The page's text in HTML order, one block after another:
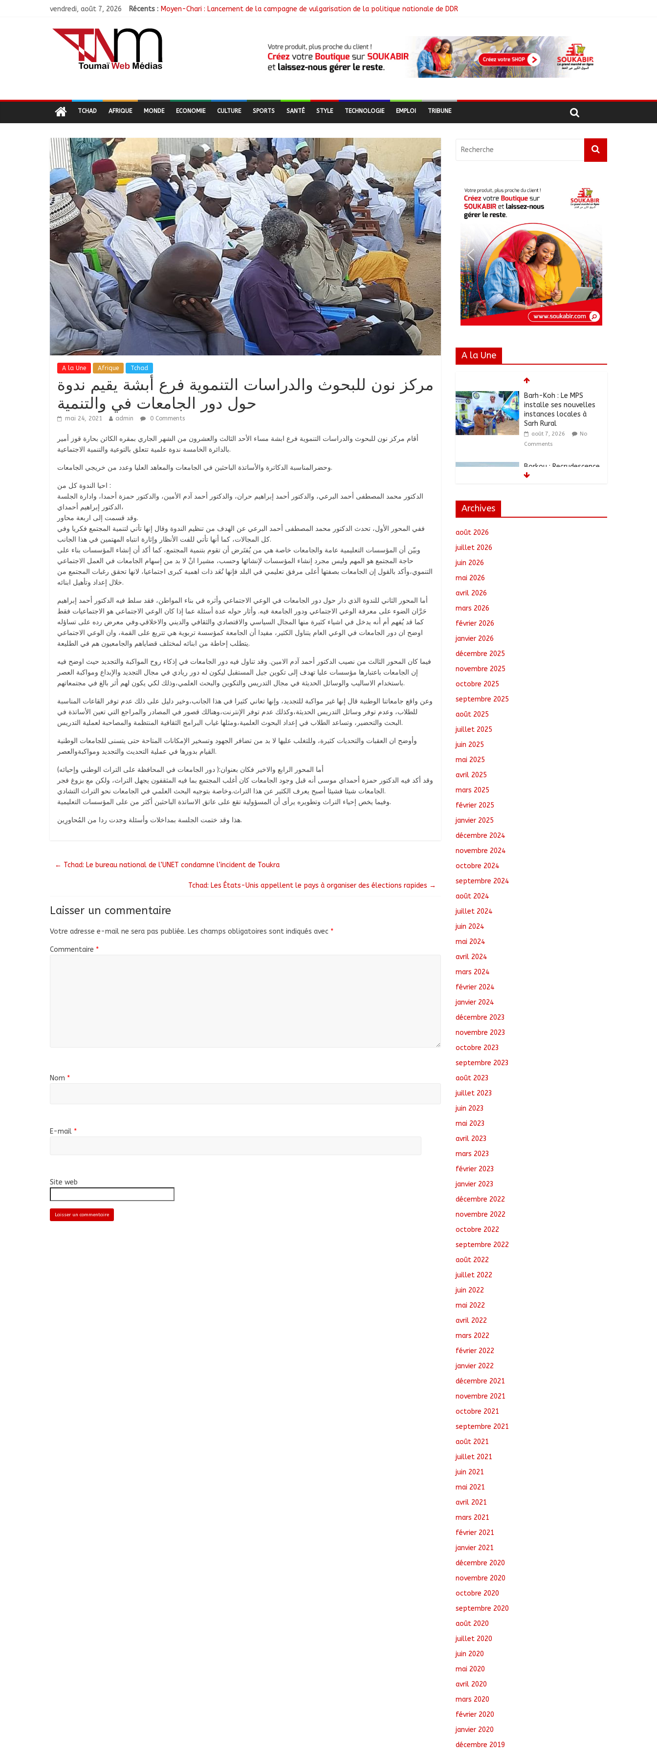
vendredi, août 7, 2026 Récents : Moyen-Chari : Lancement de la campagne de vulgarisation de la politique nationale de DDR
N’Djamena : Le maire intensifie le suivi des chantiers municipaux
Moyen-Chari : Les nouveaux bacheliers orientés vers leur avenir
TCHAD AFRIQUE MONDE ECONOMIE CULTURE SPORTS SANTÉ STYLE TECHNOLOGIE EMPLOI TRIBUNE
A la Une Afrique Tchad
مركز نون للبحوث والدراسات التنموية فرع أبشة يقيم ندوة
حول دور الجامعات في والتنمية
mai 24, 2021 admin 0 Comments
أقام مركز نون للبحوث والدراسات التنموية فرع ابشة مساء الأحد الثالث والعشرون من الشهر الجاري بمقره الكائن بحارة قوز أمير
بالدائرة الخامسة ندوة علمية تتعلق بالتوعية والتنمية الاجتماعية.
وحضرالمناسبة الدكاترة والأساتذة الباحثين في الجامعات والمعاهد العليا وعدد من خريجي الجامعات.
احيا الندوة كل من :
الدكتور محمد المصطفى أحمد البرعي، والدكتور أحمد إبراهيم حران، والدكتور أحمد آدم الأمين، والدكتور حمزة أحمدا، وادارة الجلسة
الدكتور إبراهيم أحمداي،
وقد قسمت إلى اربعة محاور.
ففي المحور الأول، تحدث الدكتور محمد المصطفى أحمد البرعي عن الهدف من تنظيم الندوة وقال إنها تأتي لتنمية المجتمع فكريا وفي
كل المجالات، كما أنها تأتي للفت الأنظار وإثارة انتباه المهتمين في هذا الجانب.
وبيّن أن المؤسسات التعليمية عامة والجامعات خاصة هي من يُفتَرض أن تقوم بتنمية المجتمع، كما أكد أن إنشاء المؤسسات بناء على
حاجة المجتمع هو المهم وليس مجرد إنشاء المؤسسات لإنشائها وحسب، مشيرا انْ لا بد من إسهام الجامعات في العمل الاجتماعي
التنموي،وأكد بالقول إن الجامعات بصفتها أعلى مرفق تعليمي في البلد فإنها تُعَد ذات اهمية كبرى اجتماعيا، لانها تحقق رغبات المجتمع من
خلال إعداد وتأهيل ابنائه.
أما المحور الثاني للندوة الذي دار حول دور الجامعات في الوعي الاجتماعي وأثره في بناء المواطن، فقد سلط فيه الدكتور أحمد إبراهيم
حَرَّان الضوء على معرفة الوعي الاجتماعي ودور الجامعة فيه. وأثار حوله عدة أسئلة عما إذا كان الوعي الاجتماعي هو الاجتماعيات فقط
كما قد يُفهم أم أنه يدخل في اشياء كثيرة منها المجال السياسي والاقتصادي والثقافي والديني والاخلاقي.وفي معرض رده على تساؤله
اوضح ان دور الجامعات في الوعي العام يتناول الكثير، مفيدا أن الجامعة كمؤسسة تربوية هي تتربع على القمة، وان الوعي الاجتماعي
يتطلب إحاطة من ابنائه لمختلف قضاياهم والجامعيون هم في الطليعة.
فيما كان المحور الثالث من نصيب الدكتور أحمد آدم الامين. وقد تناول فيه دور الجامعات في إذكاء روح المواكبة والتجديد حيث اوضح فيه
إن الجامعات باعتبارها مؤسسات عليا تهدف إلى تكوين جيل المستقبل ليكون له دور ريادي في مجال التجديد والإبداع ومواكبة العصر
باستخدام الاساليب والوسائل الحديثة في مجال التدريس والتكوين والبحث العلمي،وذلك لكي يكون لهم أثر بالغ في مجتمعاتهم.
وعن واقع جامعاتنا الوطنية قال إنها غير مواكبة للتجديد، وإنها تعاني كثيرا في هذا الجانب،وخير دليل على ذلك عدم توفر القاعات المناسبة
للطلاب، وعدم توفر وسائل التدريس الحديثة،وكذلك عدم توفر الإنترنت،وهنالك قصور في المصادر والمراجع التي تعين الأساتذة في
البحث والتحضير، وتساعد الطلاب في إعداد البحوث العلمية،ومثلها غياب البرامج الثقافية المنتظمة والمصاحبة لعملية التدريس.
وأوضح ان العقبات والتحديات كثيرة، وللتغلب عليها لا بد من تضافر الجهود وتسخير الإمكانات المتاحة حتى يتسنى للجامعات الوطنية
القيام بدورها في عملية التحديث والتجديد ومواكبةوالعصر.
أما المحور الرابع والاخير فكان بعنوان:( دور الجامعات في المحافظة على التراث الوطني وإحيائه)
وقد أكد فيه الدكتور حمزة أحمداي موسى أنه قبل وجود الجامعات كان أغلب المجتمع بما فيه المثقفون يجهل التراث، ولكن مع بزوغ فجر
الجامعات شيئا فشيئا أصبح يعرف الكثير عن هذا التراث.وخاصة بتوجيه البحث العلمي في الجامعات نحو التراث التشادي.
وفيما يخص إحياء التراث وتطويره يرأى أن المسؤولية تقع على عاتق الاساتذة الباحثين أكثر من على المؤسسات التعليمية.
هذا وقد ختمت الجلسة بمداخلات وأسئلة وجدت ردا من المُحاورِين.
← Tchad: Le bureau national de l’UNET condamne l’incident de Toukra
Tchad: Les États-Unis appellent le pays à organiser des élections rapides →
Laisser un commentaire
Votre adresse e-mail ne sera pas publiée. Les champs obligatoires sont indiqués avec *
Commentaire *
Nom *
E-mail *
Site web
A la Une
Barh-Koh : Le MPS
installe ses nouvelles
instances locales à
Sarh Rural
août 7, 2026
No
Comments
Borkou : Recrudescence
des braquages sur l’axe
Comments
Archives
août 2026
juillet 2026
juin 2026
mai 2026
avril 2026
mars 2026
février 2026
janvier 2026
décembre 2025
novembre 2025
octobre 2025
septembre 2025
août 2025
juillet 2025
juin 2025
mai 2025
avril 2025
mars 2025
février 2025
janvier 2025
décembre 2024
novembre 2024
octobre 2024
septembre 2024
août 2024
juillet 2024
juin 2024
mai 2024
avril 2024
mars 2024
février 2024
janvier 2024
décembre 2023
novembre 2023
octobre 2023
septembre 2023
août 2023
juillet 2023
juin 2023
mai 2023
avril 2023
mars 2023
février 2023
janvier 2023
décembre 2022
novembre 2022
octobre 2022
septembre 2022
août 2022
juillet 2022
juin 2022
mai 2022
avril 2022
mars 2022
février 2022
janvier 2022
décembre 2021
novembre 2021
octobre 2021
septembre 2021
août 2021
juillet 2021
juin 2021
mai 2021
avril 2021
mars 2021
février 2021
janvier 2021
décembre 2020
novembre 2020
octobre 2020
septembre 2020
août 2020
juillet 2020
juin 2020
mai 2020
avril 2020
mars 2020
février 2020
janvier 2020
décembre 2019